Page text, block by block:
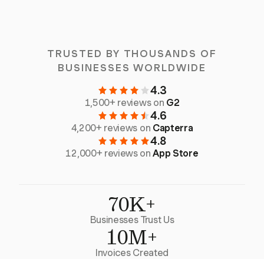
TRUSTED BY THOUSANDS OF
BUSINESSES WORLDWIDE
4.3
1,500+ reviews on G2
4.6
4,200+ reviews on Capterra
4.8
12,000+ reviews onApp Store
70K+
Businesses Trust Us
10M+
Invoices Created